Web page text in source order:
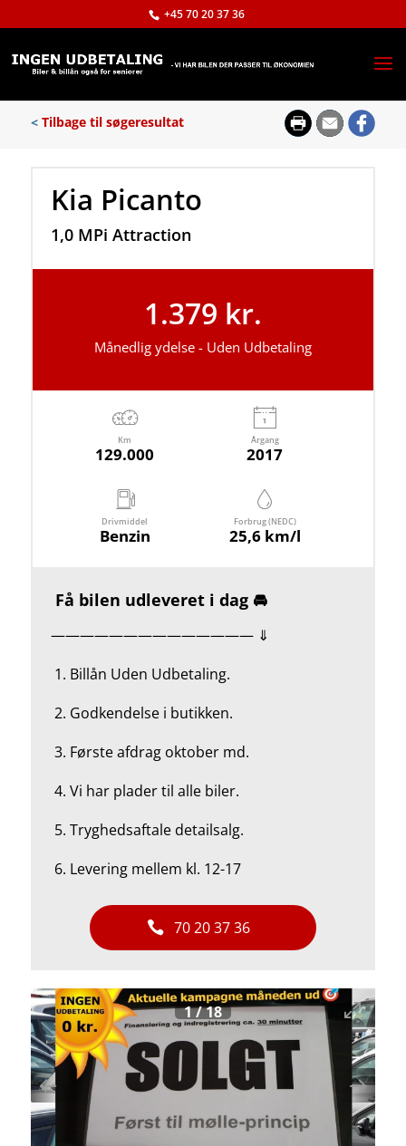
+45 70 20 37 36
< Tilbage til søgeresultat
1/18
Kia Picanto
1,0 MPi Attraction
1.379 kr.
Månedlig ydelse - Uden Udbetaling
Km
129.000
Årgang
2017
Drivmiddel
Benzin
Forbrug (NEDC)
25,6 km/l
Få bilen udleveret i dag 🚘
—————————————— ⇓
1. Billån Uden Udbetaling.
2. Godkendelse i butikken.
3. Første afdrag oktober md.
4. Vi har plader til alle biler.
5. Tryghedsaftale detailsalg.
6. Levering mellem kl. 12-17
70 20 37 36